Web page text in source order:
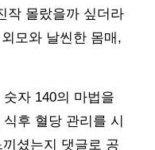
작 몰랐을까 싶더라
모와 날씬한 몸매,
자 140의 마법을
후 혈당 관리를 시
셨는지 댓글로 공